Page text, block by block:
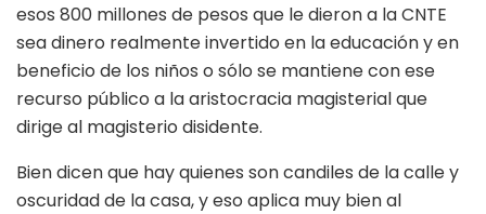
esos 800 millones de pesos que le dieron a la CNTE
sea dinero realmente invertido en la educación y en
beneficio de los niños o sólo se mantiene con ese
recurso público a la aristocracia magisterial que
dirige al magisterio disidente.
Bien dicen que hay quienes son candiles de la calle y
oscuridad de la casa, y eso aplica muy bien al